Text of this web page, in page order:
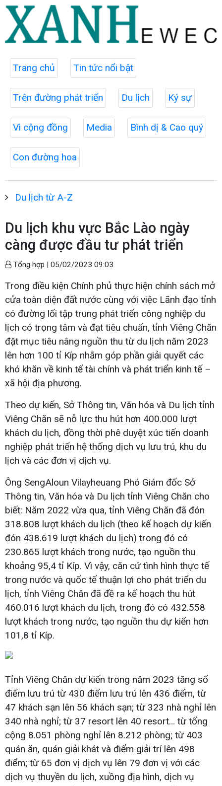
Trang chủ Tin tức nổi bật
Trên đường phát triển Du lịch Ký sự
Vì cộng đồng Media Bình dị & Cao quý
Con đường hoa
Du lịch từ A-Z
Du lịch khu vực Bắc Lào ngày
càng được đầu tư phát triển
Tổng hợp | 05/02/2023 09:03
Trong điều kiện Chính phủ thực hiện chính sách mở
cửa toàn diện đất nước cùng với việc Lãnh đạo tỉnh
có đường lối tập trung phát triển công nghiệp du
lịch có trọng tâm và đạt tiêu chuẩn, tỉnh Viêng Chăn
đặt mục tiêu nâng nguồn thu từ du lịch năm 2023
lên hơn 100 tỉ Kíp nhằm góp phần giải quyết các
khó khăn về kinh tế tài chính và phát triển kinh tế –
xã hội địa phương.
Theo dự kiến, Sở Thông tin, Văn hóa và Du lịch tỉnh
Viêng Chăn sẽ nỗ lực thu hút hơn 400.000 lượt
khách du lịch, đồng thời phê duyệt xúc tiến doanh
nghiệp phát triển hệ thống dịch vụ lưu trú, khu du
lịch và các đơn vị dịch vụ.
Ông SengAloun Vilayheuang Phó Giám đốc Sở
Thông tin, Văn hóa và Du lịch tỉnh Viêng Chăn cho
biết: Năm 2022 vừa qua, tỉnh Viêng Chăn đã đón
318.808 lượt khách du lịch (theo kế hoạch dự kiến
đón 438.619 lượt khách du lịch) trong đó có
230.865 lượt khách trong nước, tạo nguồn thu
khoảng 95,4 tỉ Kíp. Vì vậy, căn cứ tình hình thực tế
trong nước và quốc tế thuận lợi cho phát triển du
lịch, tỉnh Viêng Chăn đã đề ra kế hoạch thu hút
460.016 lượt khách du lịch, trong đó có 432.558
lượt khách trong nước, tạo nguồn thu dự kiến hơn
101,8 tỉ Kíp.
Tỉnh Viêng Chăn dự kiến trong năm 2023 tăng số
điểm lưu trú từ 430 điểm lưu trú lên 436 điểm, từ
47 khách sạn lên 56 khách sạn; từ 323 nhà nghỉ lên
340 nhà nghỉ; từ 37 resort lên 40 resort… từ tổng
cộng 8.051 phòng nghỉ lên 8.212 phòng; từ 403
quán ăn, quán giải khát và điểm giải trí lên 498
điểm; từ 65 đơn vị dịch vụ lên 79 đơn vị với các
dịch vụ thuyền du lịch, xuồng địa hình, dịch vụ